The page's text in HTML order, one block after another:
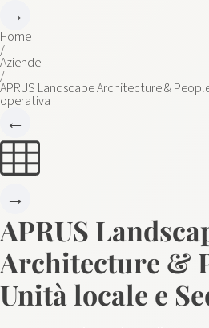
→
Home
/
Aziende
/
APRUS Landscape Architecture &
operativa
←
→
APRUS
Architecture &
Unità locale e